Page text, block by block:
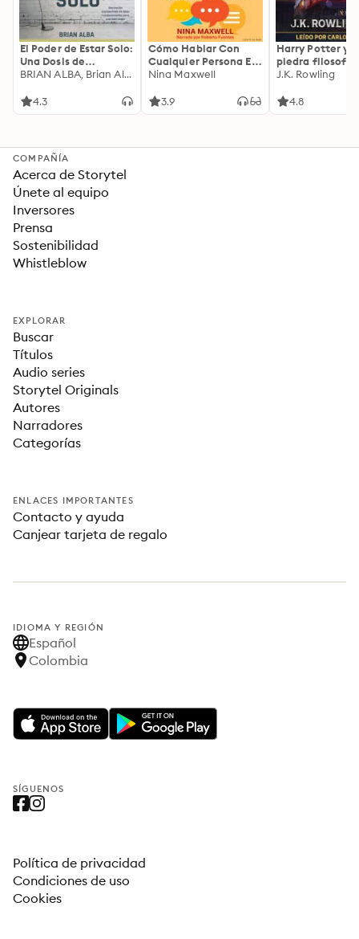
El Poder de Estar Solo:
Una Dosis de
Motivación
Ideas Revolucionarias
BRIAN ALBA, Brian Alba
4.3
Cómo Hablar Con
Cualquier Persona En
Cualquier Lugar Y En
Nina Maxwell
3.9
Harry Potter y
piedra filosofal
J.K. Rowling
4.8
COMPAÑÍA
Acerca de Storytel
Únete al equipo
Inversores
Prensa
Sostenibilidad
Whistleblow
EXPLORAR
Buscar
Títulos
Audio series
Storytel Originals
Autores
Narradores
Categorías
ENLACES IMPORTANTES
Contacto y ayuda
Canjear tarjeta de regalo
IDIOMA Y REGIÓN
Español
Colombia
SÍGUENOS
Política de privacidad
Condiciones de uso
Cookies